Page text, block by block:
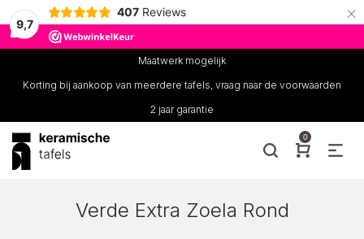
9,7
407 Reviews ×
Maatwerk mogelijk
Korting bij aankoop van meerdere tafels, vraag naar de voorwaarden
2 jaar garantie
0
Verde Extra Zoela Rond